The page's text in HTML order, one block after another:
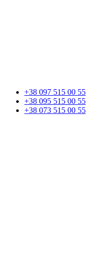
+38 097 515 00 55
+38 095 515 00 55
+38 073 515 00 55